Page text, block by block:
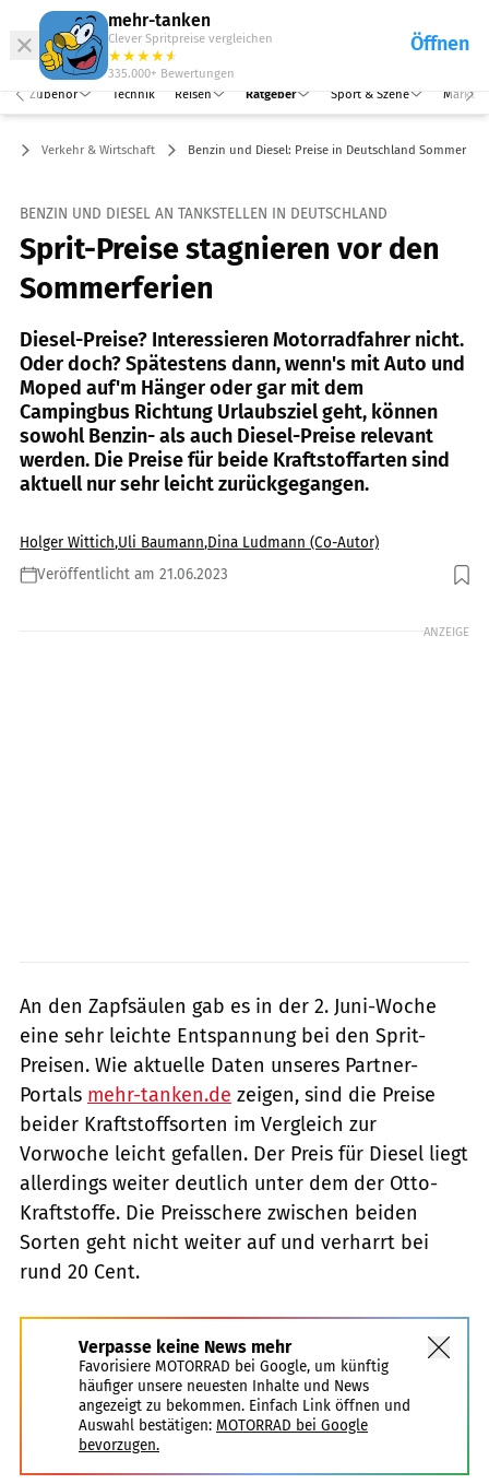
mehr-tanken
Clever Spritpreise vergleichen
★★★★★
★
335.000+ Bewertungen
Öffnen
Abo
Zubehör Technik Reisen Ratgeber Sport & Szene Markt
Verkehr & Wirtschaft Benzin und Diesel: Preise in Deutschland Sommer
BENZIN UND DIESEL AN TANKSTELLEN IN DEUTSCHLAND
Sprit-Preise stagnieren vor den
Sommerferien
Diesel-Preise? Interessieren Motorradfahrer nicht.
Oder doch? Spätestens dann, wenn's mit Auto und
Moped auf'm Hänger oder gar mit dem
Campingbus Richtung Urlaubsziel geht, können
sowohl Benzin- als auch Diesel-Preise relevant
werden. Die Preise für beide Kraftstoffarten sind
aktuell nur sehr leicht zurückgegangen.
Holger Wittich,Uli Baumann,Dina Ludmann (Co-Autor)
Veröffentlicht am 21.06.2023
Foto: Tyson Jopson
ANZEIGE
An den Zapfsäulen gab es in der 2. Juni-Woche
eine sehr leichte Entspannung bei den Sprit-
Preisen. Wie aktuelle Daten unseres Partner-
Portals mehr-tanken.de zeigen, sind die Preise
beider Kraftstoffsorten im Vergleich zur
Vorwoche leicht gefallen. Der Preis für Diesel liegt
allerdings weiter deutlich unter dem der Otto-
Kraftstoffe. Die Preisschere zwischen beiden
Sorten geht nicht weiter auf und verharrt bei
rund 20 Cent.
Verpasse keine News mehr
Favorisiere MOTORRAD bei Google, um künftig
häufiger unsere neuesten Inhalte und News
angezeigt zu bekommen. Einfach Link öffnen und
Auswahl bestätigen: MOTORRAD bei Google
bevorzugen.